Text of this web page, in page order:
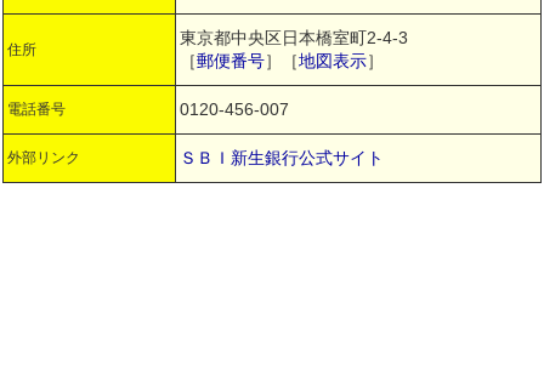
住所
東京都中央区日本橋室町2-4-3
［郵便番号］［地図表示］
電話番号 0120-456-007
外部リンク ＳＢＩ新生銀行公式サイト